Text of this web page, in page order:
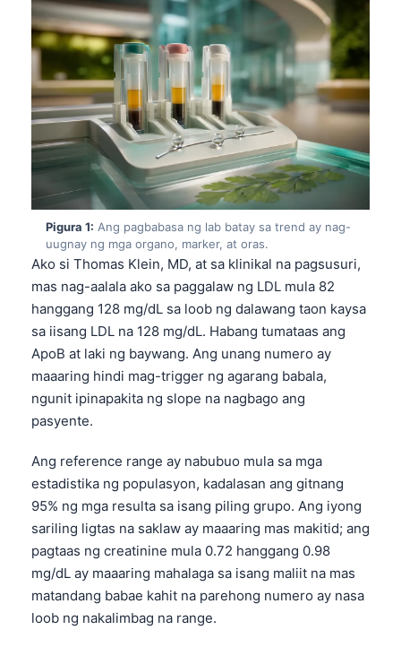
Pigura 1: Ang pagbabasa ng lab batay sa trend ay nag-
uugnay ng mga organo, marker, at oras.
Ako si Thomas Klein, MD, at sa klinikal na pagsusuri,
mas nag-aalala ako sa paggalaw ng LDL mula 82
hanggang 128 mg/dL sa loob ng dalawang taon kaysa
sa iisang LDL na 128 mg/dL. Habang tumataas ang
ApoB at laki ng baywang. Ang unang numero ay
maaaring hindi mag-trigger ng agarang babala,
ngunit ipinapakita ng slope na nagbago ang
pasyente.
Ang reference range ay nabubuo mula sa mga
estadistika ng populasyon, kadalasan ang gitnang
95% ng mga resulta sa isang piling grupo. Ang iyong
sariling ligtas na saklaw ay maaaring mas makitid; ang
pagtaas ng creatinine mula 0.72 hanggang 0.98
mg/dL ay maaaring mahalaga sa isang maliit na mas
matandang babae kahit na parehong numero ay nasa
loob ng nakalimbag na range.